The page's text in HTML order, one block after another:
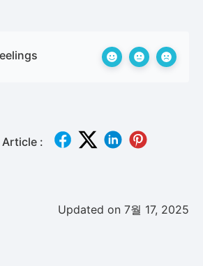
Article :
Updated on 7월 17, 2025